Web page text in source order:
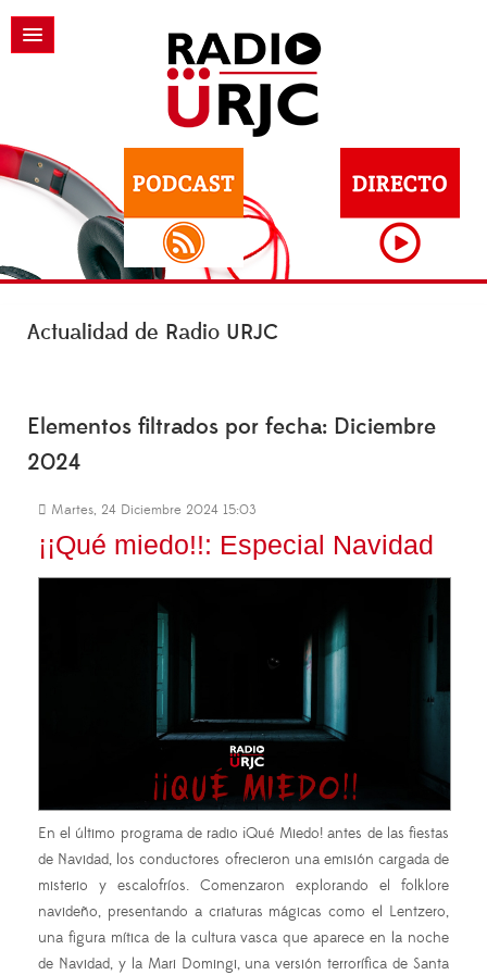
Actualidad de Radio URJC
Elementos filtrados por fecha: Diciembre
2024
Martes, 24 Diciembre 2024 15:03
¡¡Qué miedo!!: Especial Navidad
En el último programa de radio ¡Qué Miedo! antes de las fiestas
de Navidad, los conductores ofrecieron una emisión cargada de
misterio y escalofríos. Comenzaron explorando el folklore
navideño, presentando a criaturas mágicas como el Lentzero,
una figura mítica de la cultura vasca que aparece en la noche
de Navidad, y la Mari Domingi, una versión terrorífica de Santa